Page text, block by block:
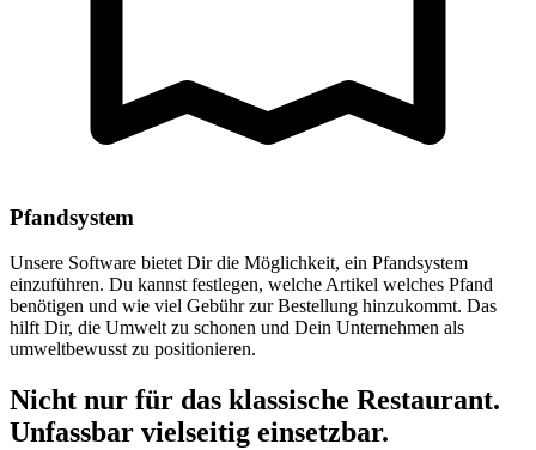
Pfandsystem
Unsere Software bietet Dir die Möglichkeit, ein Pfandsystem
einzuführen. Du kannst festlegen, welche Artikel welches Pfand
benötigen und wie viel Gebühr zur Bestellung hinzukommt. Das
hilft Dir, die Umwelt zu schonen und Dein Unternehmen als
umweltbewusst zu positionieren.
Nicht nur für das klassische Restaurant.
Unfassbar vielseitig einsetzbar.